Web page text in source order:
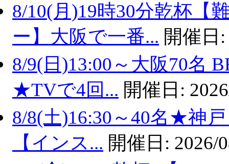
8/10(月)19時30分乾杯【
ー】大阪で一番... 開催日
8/9(日)13:00～大阪70名
★TVで4回... 開催日:
8/8(土)16:30～40名★神
【インス... 開催日: 2026/